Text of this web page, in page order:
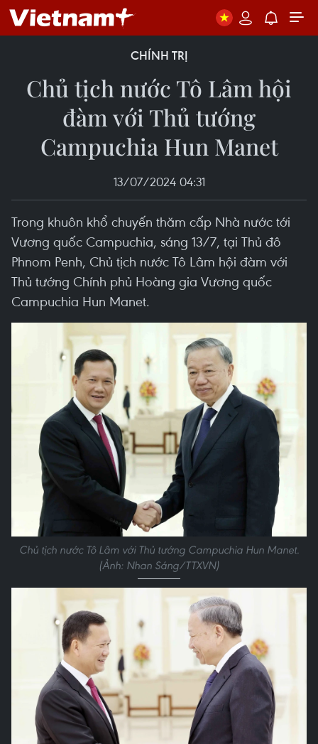
CHÍNH TRỊ
Chủ tịch nước Tô Lâm hội
đàm với Thủ tướng
Campuchia Hun Manet
13/07/2024 04:31
Trong khuôn khổ chuyến thăm cấp Nhà nước tới
Vương quốc Campuchia, sáng 13/7, tại Thủ đô
Phnom Penh, Chủ tịch nước Tô Lâm hội đàm với
Thủ tướng Chính phủ Hoàng gia Vương quốc
Campuchia Hun Manet.
Chủ tịch nước Tô Lâm với Thủ tướng Campuchia Hun Manet.
(Ảnh: Nhan Sáng/TTXVN)